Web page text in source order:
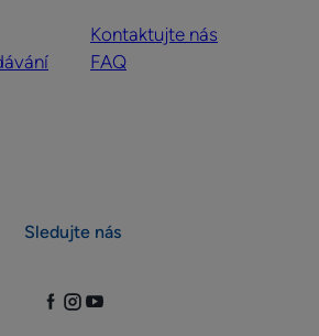
Kontaktujte nás
FAQ
Sledujte nás